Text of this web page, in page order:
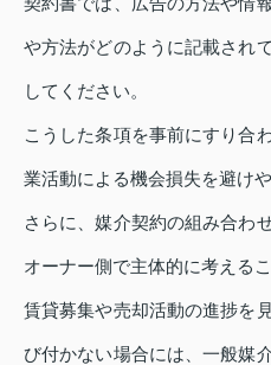
や方法がどのように記載され
してください。
こうした条項を事前にすり合
業活動による機会損失を避け
さらに、媒介契約の組み合わ
オーナー側で主体的に考える
賃貸募集や売却活動の進捗を
び付かない場合には、一般媒